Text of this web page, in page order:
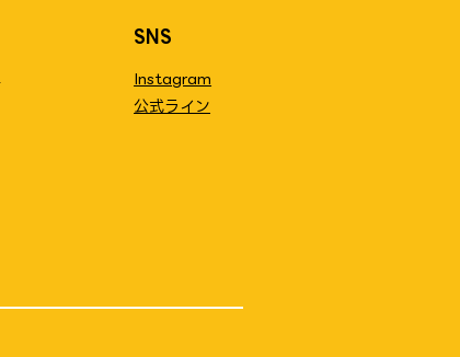
SNS
Instagram
公式ライン